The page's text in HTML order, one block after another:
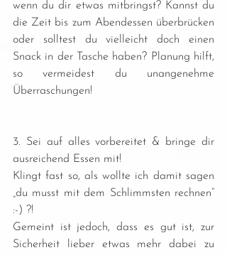
wenn du dir etwas mitbringst? Kannst du
die Zeit bis zum Abendessen überbrücken
oder solltest du vielleicht doch einen
Snack in der Tasche haben? Planung hilft,
so vermeidest du unangenehme
Überraschungen!
3. Sei auf alles vorbereitet & bringe dir
ausreichend Essen mit!
Klingt fast so, als wollte ich damit sagen
„du musst mit dem Schlimmsten rechnen“
:-) ?!
Gemeint ist jedoch, dass es gut ist, zur
Sicherheit lieber etwas mehr dabei zu